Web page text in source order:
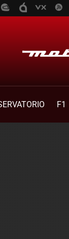
F1